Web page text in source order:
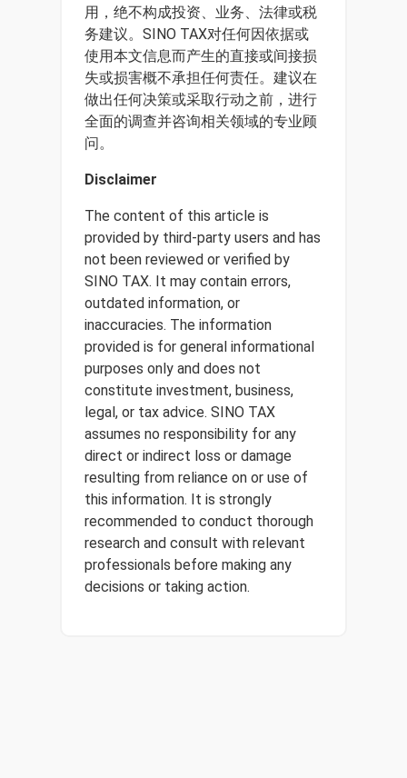
用，绝不构成投资、业务、法律或税
务建议。SINO TAX对任何因依据或
使用本文信息而产生的直接或间接损
失或损害概不承担任何责任。建议在
做出任何决策或采取行动之前，进行
全面的调查并咨询相关领域的专业顾
问。
Disclaimer
The content of this article is
provided by third-party users and has
not been reviewed or verified by
SINO TAX. It may contain errors,
outdated information, or
inaccuracies. The information
provided is for general informational
purposes only and does not
constitute investment, business,
legal, or tax advice. SINO TAX
assumes no responsibility for any
direct or indirect loss or damage
resulting from reliance on or use of
this information. It is strongly
recommended to conduct thorough
research and consult with relevant
professionals before making any
decisions or taking action.